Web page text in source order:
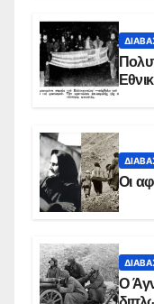
Οι
Ο